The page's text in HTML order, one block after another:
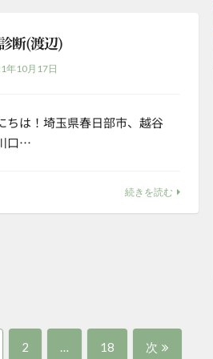
断(渡辺)
年10月17日
ちは！埼玉県春日部市、越谷
口…
続きを読む
固
2 …
固
18 次